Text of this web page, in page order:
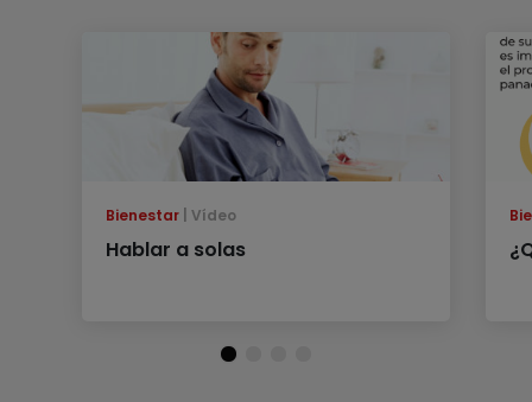
Bienestar Vídeo
Hablar a solas